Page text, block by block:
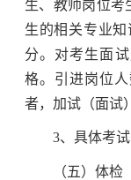
生、教师岗位考
生的相关专业
分。对考生面
格。引进岗位
者，加试（面试
3、具体考
（五）体检